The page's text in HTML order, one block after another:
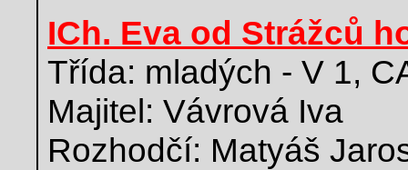
ICh. Eva od Strážců
Třída: mladých - V 1,
Majitel: Vávrová Iva
Rozhodčí: Matyáš